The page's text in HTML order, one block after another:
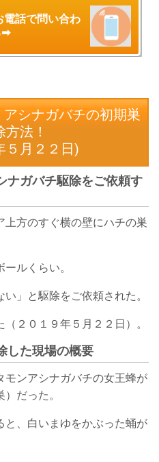
電話で問い合わ
➡
シナガバチの初期巣
法！
５月２２日)
ナガバチ駆除をご依頼す
方のすぐ横の壁にハチの巣
ルくらい。
い」と駆除をご依頼された。
２０１９年５月２２日）。
した現場の概要
モンアシナガバチの女王蜂が
だった。
と、白いまゆをかぶった蛹が